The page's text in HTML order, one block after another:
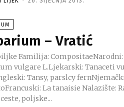
– Vratić
VratićLatinski:
vulgare L.Ljekarski: Tanaceti
Tansy, parslcy
La tanaisie Nalazište: Raste u skupinama uz
poljske...